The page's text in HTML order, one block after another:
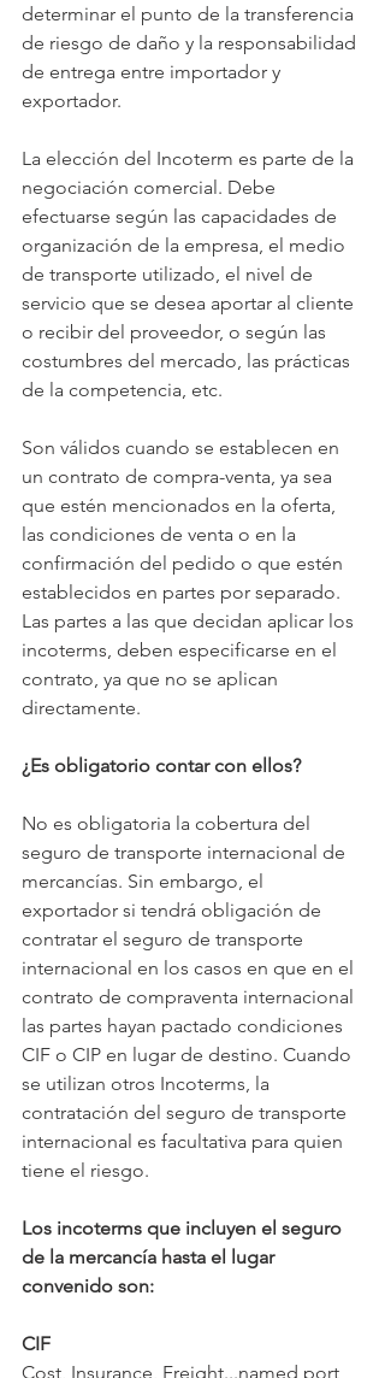
determinar el punto de la transferencia
de riesgo de daño y la responsabilidad
de entrega entre importador y
exportador.
La elección del Incoterm es parte de la
negociación comercial. Debe
efectuarse según las capacidades de
organización de la empresa, el medio
de transporte utilizado, el nivel de
servicio que se desea aportar al cliente
o recibir del proveedor, o según las
costumbres del mercado, las prácticas
de la competencia, etc.
Son válidos cuando se establecen en
un contrato de compra-venta, ya sea
que estén mencionados en la oferta,
las condiciones de venta o en la
confirmación del pedido o que estén
establecidos en partes por separado.
Las partes a las que decidan aplicar los
incoterms, deben especificarse en el
contrato, ya que no se aplican
directamente.
¿Es obligatorio contar con ellos?
No es obligatoria la cobertura del
seguro de transporte internacional de
mercancías. Sin embargo, el
exportador si tendrá obligación de
contratar el seguro de transporte
internacional en los casos en que en el
contrato de compraventa internacional
las partes hayan pactado condiciones
CIF o CIP en lugar de destino. Cuando
se utilizan otros Incoterms, la
contratación del seguro de transporte
internacional es facultativa para quien
tiene el riesgo.
Los incoterms que incluyen el seguro
de la mercancía hasta el lugar
convenido son:
CIF
Cost, Insurance, Freight...named port